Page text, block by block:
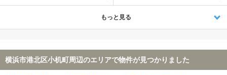
もっと見る
横浜市港北区小机町周辺のエリアで物件が見つかりました